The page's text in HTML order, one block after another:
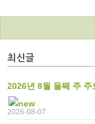
최신글
2026년 8월 둘째 주 주
2026-08-07